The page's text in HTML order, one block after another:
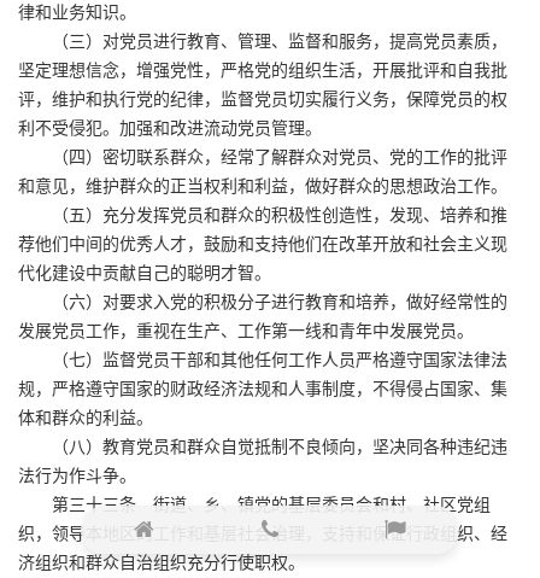
律和业务知识。
（三）对党员进行教育、管理、监督和服务，提高党员素质，
坚定理想信念，增强党性，严格党的组织生活，开展批评和自我批
评，维护和执行党的纪律，监督党员切实履行义务，保障党员的权
利不受侵犯。加强和改进流动党员管理。
（四）密切联系群众，经常了解群众对党员、党的工作的批评
和意见，维护群众的正当权利和利益，做好群众的思想政治工作。
（五）充分发挥党员和群众的积极性创造性，发现、培养和推
荐他们中间的优秀人才，鼓励和支持他们在改革开放和社会主义现
代化建设中贡献自己的聪明才智。
（六）对要求入党的积极分子进行教育和培养，做好经常性的
发展党员工作，重视在生产、工作第一线和青年中发展党员。
（七）监督党员干部和其他任何工作人员严格遵守国家法律法
规，严格遵守国家的财政经济法规和人事制度，不得侵占国家、集
体和群众的利益。
（八）教育党员和群众自觉抵制不良倾向，坚决同各种违纪违
法行为作斗争。
第三十三条 街道、乡、镇党的基层委员会和村、社区党组
织，领导本地区的工作和基层社会治理，支持和保证行政组织、经
济组织和群众自治组织充分行使职权。